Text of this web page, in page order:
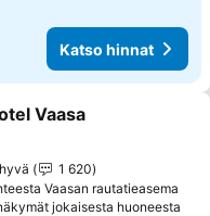
Katso hinnat
Vaasa
1 620
Vaasan rautatieasema
jokaisesta huoneesta